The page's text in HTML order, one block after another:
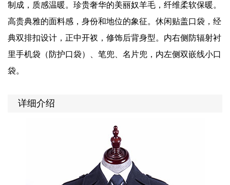
制成，质感温暖。珍贵奢华的美丽奴羊毛，纤维柔软保暖。
高贵典雅的面料感，身份和地位的象征。休闲贴盖口袋，经
典双排扣设计，正中开衩，修饰后背身型。内右侧防辐射衬
里手机袋（防护口袋）、笔兜、名片兜，内左侧双嵌线小口
袋。
详细介绍